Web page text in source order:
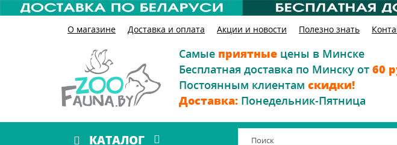
О магазине Доставка и оплата Акции и новости Полезно знать
Самые приятные цены в Минске
Бесплатная доставка по Минску от 60
Постоянным клиентам скидки!
Доставка: Понедельник-Пятница
КАТАЛОГ